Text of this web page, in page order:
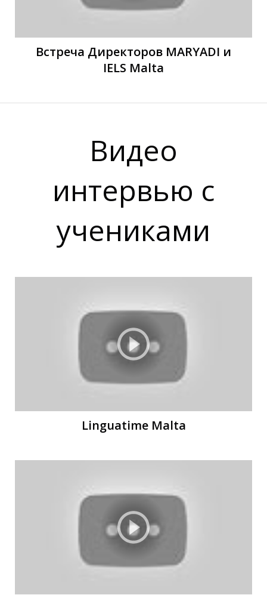
К
Т
К
И
Встреча Директоров MARYADI и
IELS Malta
Видео
интервью с
учениками
Linguatime Malta